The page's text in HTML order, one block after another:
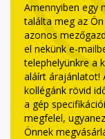
Amennyiben egy
találta meg az
azonos
el nekünk e-
telephelyünkre a
aláírt árajánlatot!
kollégánk rövid
a gép
megfelel,
Önnek